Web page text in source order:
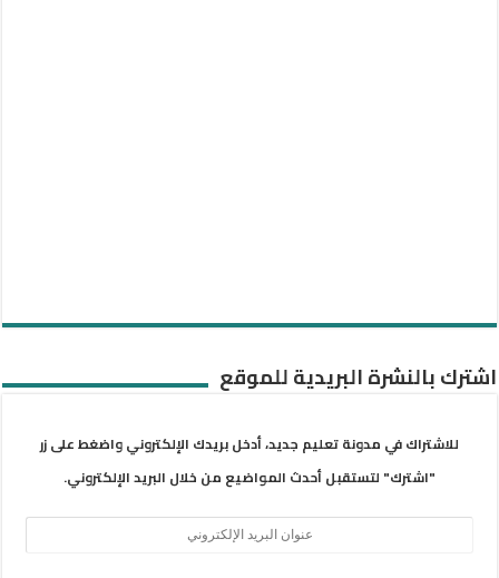
اشترك بالنشرة البريدية للموقع
للاشتراك في مدونة تعليم جديد، أدخل بريدك الإلكتروني واضغط على زر
"اشترك" لتستقبل أحدث المواضيع من خلال البريد الإلكتروني.